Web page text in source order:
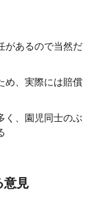
があるので当然だ
め、実際には賠償
く、園児同士のぶ
意見